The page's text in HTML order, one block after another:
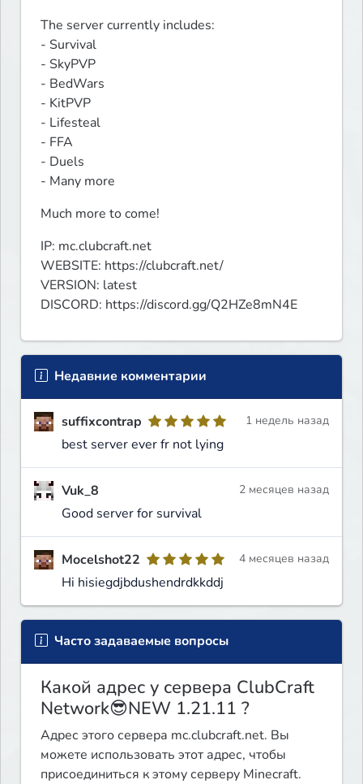
The server currently includes:
- Survival
- SkyPVP
- BedWars
- KitPVP
- Lifesteal
- FFA
- Duels
- Many more
Much more to come!
IP: mc.clubcraft.net
WEBSITE: https://clubcraft.net/
VERSION: latest
DISCORD: https://discord.gg/Q2HZe8mN4E
Недавние комментарии
suffixcontrap
best server ever fr not lying
1 недель назад
Vuk_8
Good server for survival
2 месяцев назад
Mocelshot22
Hi hisiegdjbdushendrdkkddj
4 месяцев назад
Часто задаваемые вопросы
Какой адрес у сервера ClubCraft
Network😎NEW 1.21.11 ?
Адрес этого сервера mc.clubcraft.net. Вы
можете использовать этот адрес, чтобы
присоединиться к этому серверу Minecraft.